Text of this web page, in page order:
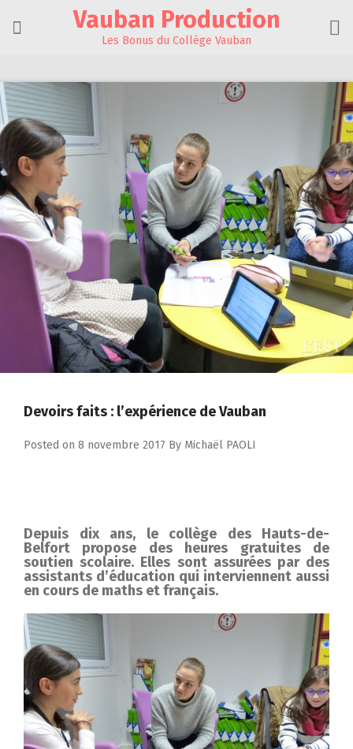
content
Vauban Production
Les Bonus du Collège Vauban
Devoirs faits : l’expérience de Vauban
Posted on 8 novembre 2017 By Michaël PAOLI
Depuis dix ans, le collège des Hauts-de-
Belfort propose des heures gratuites de
soutien scolaire. Elles sont assurées par des
assistants d’éducation qui interviennent aussi
en cours de maths et français.